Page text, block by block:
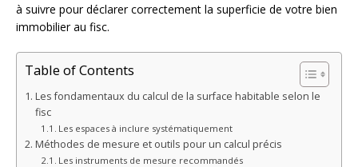
à suivre pour déclarer correctement la superficie de votre bien
immobilier au fisc.
Table of Contents
Les fondamentaux du calcul de la surface habitable selon le
fisc
Les espaces à inclure systématiquement
Méthodes de mesure et outils pour un calcul précis
Les instruments de mesure recommandés